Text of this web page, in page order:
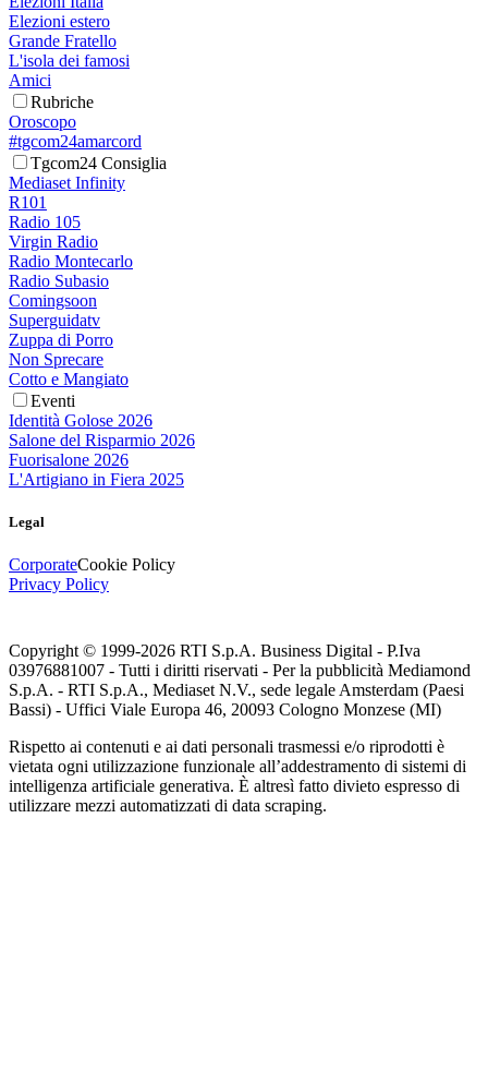
Elezioni estero
Grande Fratello
L'isola dei famosi
Amici
Rubriche
Oroscopo
#tgcom24amarcord
Tgcom24 Consiglia
Mediaset Infinity
R101
Radio 105
Virgin Radio
Radio Montecarlo
Radio Subasio
Comingsoon
Superguidatv
Zuppa di Porro
Non Sprecare
Cotto e Mangiato
Eventi
Identità Golose 2026
Salone del Risparmio 2026
Fuorisalone 2026
L'Artigiano in Fiera 2025
Legal
CorporateCookie Policy
Privacy Policy
Copyright © 1999-2026 RTI S.p.A. Business Digital - P.Iva
03976881007 - Tutti i diritti riservati - Per la pubblicità Mediamond
S.p.A. - RTI S.p.A., Mediaset N.V., sede legale Amsterdam (Paesi
Bassi) - Uffici Viale Europa 46, 20093 Cologno Monzese (MI)
Rispetto ai contenuti e ai dati personali trasmessi e/o riprodotti è
vietata ogni utilizzazione funzionale all’addestramento di sistemi di
intelligenza artificiale generativa. È altresì fatto divieto espresso di
utilizzare mezzi automatizzati di data scraping.